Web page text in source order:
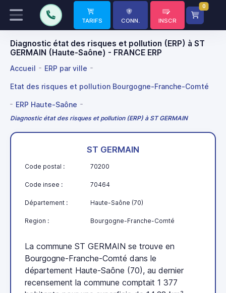
TARIFS CONN. INSCR
0
Diagnostic état des risques et pollution (ERP) à ST
GERMAIN (Haute-Saône) - FRANCE ERP
Accueil ERP par ville
Etat des risques et pollution Bourgogne-Franche-Comté
ERP Haute-Saône
Diagnostic état des risques et pollution (ERP) à ST GERMAIN
ST GERMAIN
Code postal : 70200
Code insee : 70464
Département : Haute-Saône (70)
Region : Bourgogne-Franche-Comté
La commune ST GERMAIN se trouve en
Bourgogne-Franche-Comté dans le
département Haute-Saône (70), au dernier
recensement la commune comptait 1 377